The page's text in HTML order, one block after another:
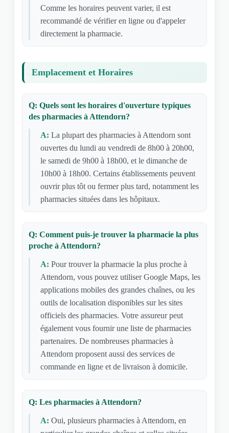
Comme les horaires peuvent varier, il est
recommandé de vérifier en ligne ou d'appeler
directement la pharmacie.
Emplacement et Horaires
Q: Quels sont les horaires d'ouverture typiques
des pharmacies à Attendorn?
A: La plupart des pharmacies à Attendorn sont
ouvertes du lundi au vendredi de 8h00 à 20h00,
le samedi de 9h00 à 18h00, et le dimanche de
10h00 à 18h00. Certains établissements peuvent
ouvrir plus tôt ou fermer plus tard, notamment les
pharmacies situées dans les hôpitaux.
Q: Comment puis-je trouver la pharmacie la plus
proche à Attendorn?
A: Pour trouver la pharmacie la plus proche à
Attendorn, vous pouvez utiliser Google Maps, les
applications mobiles des grandes chaînes, ou les
outils de localisation disponibles sur les sites
officiels des pharmacies. Votre assureur peut
également vous fournir une liste de pharmacies
partenaires. De nombreuses pharmacies à
Attendorn proposent aussi des services de
commande en ligne et de livraison à domicile.
Q: Les pharmacies à Attendorn?
A: Oui, plusieurs pharmacies à Attendorn, en